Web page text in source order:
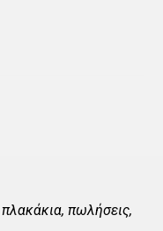
πωλήσεις,